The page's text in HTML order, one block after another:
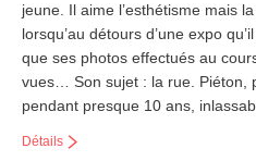
jeune. Il aime l’esthétisme mais
lorsqu’au détours d’une expo
que ses photos effectués au
vues… Son sujet : la rue. Piéton,
pendant presque 10 ans,
Détails